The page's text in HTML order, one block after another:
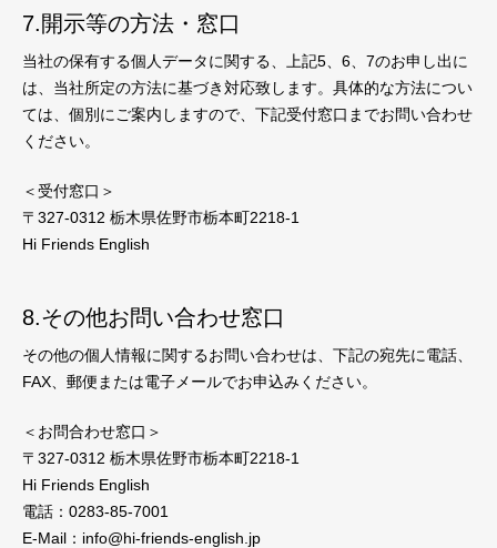
7.開示等の方法・窓口
当社の保有する個人データに関する、上記5、6、7のお申し出に
は、当社所定の方法に基づき対応致します。具体的な方法につい
ては、個別にご案内しますので、下記受付窓口までお問い合わせ
ください。
＜受付窓口＞
〒327-0312 栃木県佐野市栃本町2218-1
Hi Friends English
8.その他お問い合わせ窓口
その他の個人情報に関するお問い合わせは、下記の宛先に電話、
FAX、郵便または電子メールでお申込みください。
＜お問合わせ窓口＞
〒327-0312 栃木県佐野市栃本町2218-1
Hi Friends English
電話：0283-85-7001
E-Mail：info@hi-friends-english.jp